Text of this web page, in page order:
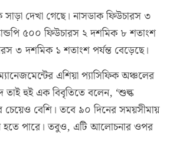
সাড়া দেখা গেছে। নাসডাক ফিউচারস ৩
৫০০ ফিউচারস ২ দশমিক ৮ শতাংশ
৩ দশমিক ১ শতাংশ পর্যন্ত বেড়েছে।
এশিয়া প্যাসিফিক অঞ্চলের
তাই হুই এক বিবৃতিতে বলেন, ‘শুল্ক
চেয়েও বেশি। তবে ৯০ দিনের সময়সীমায়
হতে পারে। তবুও, এটি আলোচনার ওপর